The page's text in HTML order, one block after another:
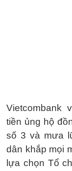
Vietcombank
tiền ủng hộ
số 3 và mưa
dân khắp mọi
lựa chọn Tổ